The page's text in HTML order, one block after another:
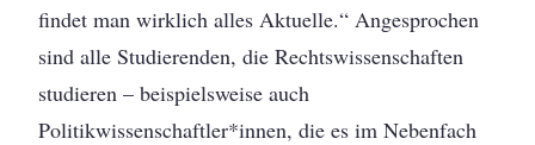
findet man wirklich alles Aktuelle.“ Angesprochen
sind alle Studierenden, die Rechtswissenschaften
studieren – beispielsweise auch
Politikwissenschaftler*innen, die es im Nebenfach